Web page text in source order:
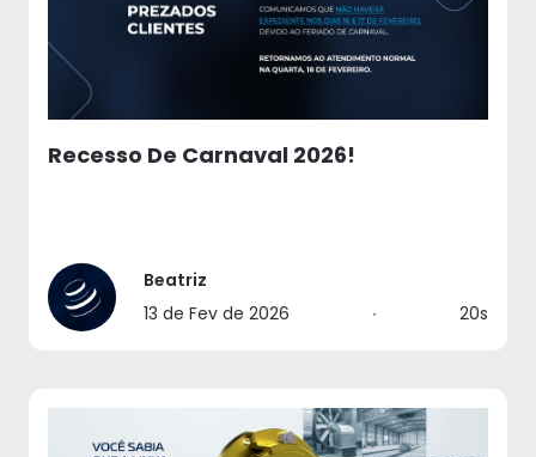
Recesso De Carnaval 2026!
Beatriz
13 de Fev de 2026
∙ 20s